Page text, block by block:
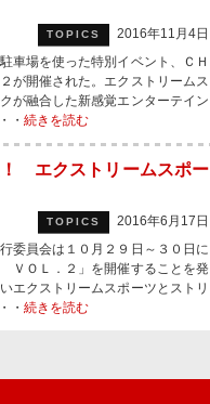
TOPICS
2016年11月4日
車場を使った特別イベント、ＣＨ
が開催された。エクストリームス
が融合した新感覚エンターテイン
・ 続きを読む
エクストリームスポー
TOPICS
2016年6月17日
委員会は１０月２９日～３０日に
ＯＬ．２」を開催することを発
エクストリームスポーツとストリ
・ 続きを読む